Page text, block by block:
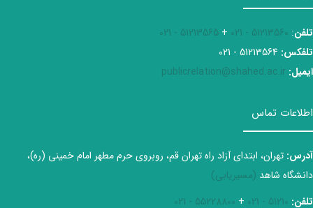
تلفن:
51213560 - 021
+
51213565 - 021
تلفکس:
ایمیل: publicrelation@shahed.ac.ir
اطلاعات تماس
آدرس: تهران، ابتدای آزاد راه تهران قم، روبروی حرم مطهر امام خمینی (ره)،
دانشگاه شاهد (مسیریابی)
تلفن: 51210 - 021
+
55228800 - 021